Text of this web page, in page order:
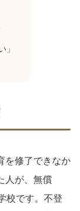
」
を修了できなか
人が、無償
校です。不登